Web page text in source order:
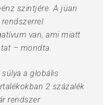
szintjére. A jüan
van, ami miatt
– mondta.
a globális
2 százalék
rendszer